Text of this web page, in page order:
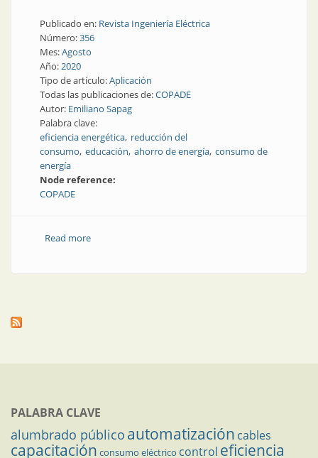
Publicado en: Revista Ingeniería Eléctrica
Número:356
Mes:Agosto
Año:2020
Tipo de artículo:Aplicación
Todas las publicaciones de:COPADE
Autor: Emiliano Sapag
Palabra clave:
eficiencia energética reducción del
consumo educación ahorro de energía consumo de
energía
Node reference:
COPADE
Read moreabout Eficiencia energética: acciones para promover
PALABRA CLAVE
alumbrado público automatización cables
capacitación consumo eléctrico control eficiencia